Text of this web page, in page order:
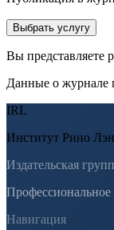
Выбрать услугу
Вы представляете
Данные о
IRL
Институт Рино
Издательская
Навигация